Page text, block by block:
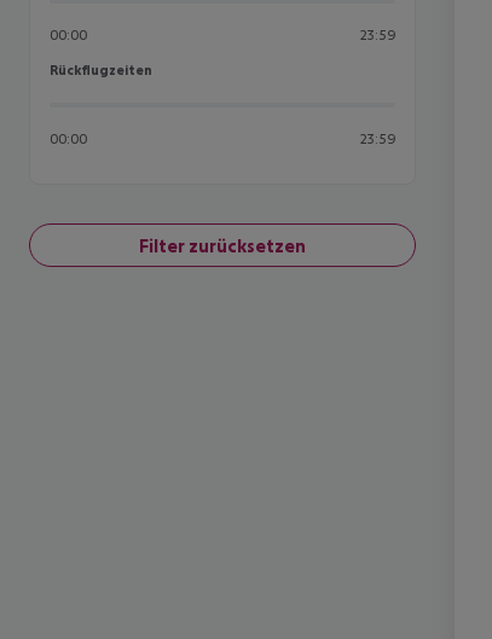
00:00 23:59
Rückflugzeiten
Rückflugzeiten
00:00 23:59
Filter zurücksetzen